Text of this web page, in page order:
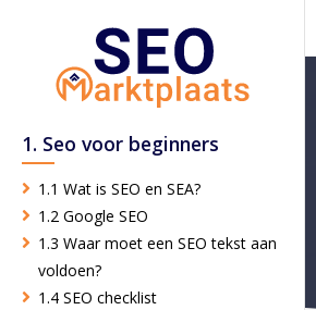
1. Seo voor beginners
1.1 Wat is SEO en SEA?
1.2 Google SEO
1.3 Waar moet een SEO tekst aan
voldoen?
1.4 SEO checklist